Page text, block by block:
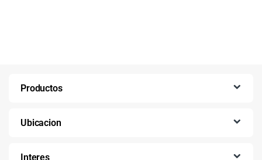
Productos
Ubicacion
Interes